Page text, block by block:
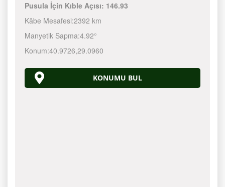
Pusula İçin Kıble Açısı: 146.93
Kâbe Mesafesi:2392 km
Manyetik Sapma:4.92°
Konum:40.9726,29.0960
KONUMU BUL